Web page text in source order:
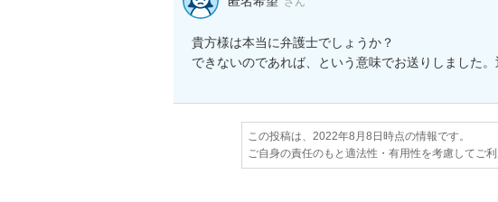
貴方様は本当に弁護士でしょうか？
できないのであれば、という意味でお送りしました。
この投稿は、2022年8月8日時点の情報です。
ご自身の責任のもと適法性・有用性を考慮してご